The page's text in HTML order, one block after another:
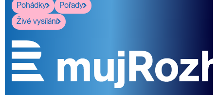
Pohádky
Pořady
Živé vysílání